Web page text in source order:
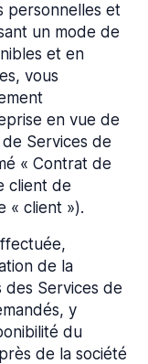
personnelles et
un mode de
et en
vous
en vue de
Services de
« Contrat de
client de
« client »).
de la
des Services de
y
du
de la société